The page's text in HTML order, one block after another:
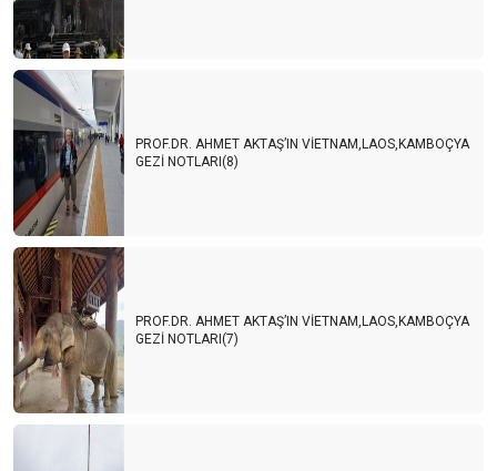
PROF.DR. AHMET AKTAŞ’IN VİETNAM,LAOS,KAMBOÇYA
GEZİ NOTLARI(8)
PROF.DR. AHMET AKTAŞ’IN VİETNAM,LAOS,KAMBOÇYA
GEZİ NOTLARI(7)